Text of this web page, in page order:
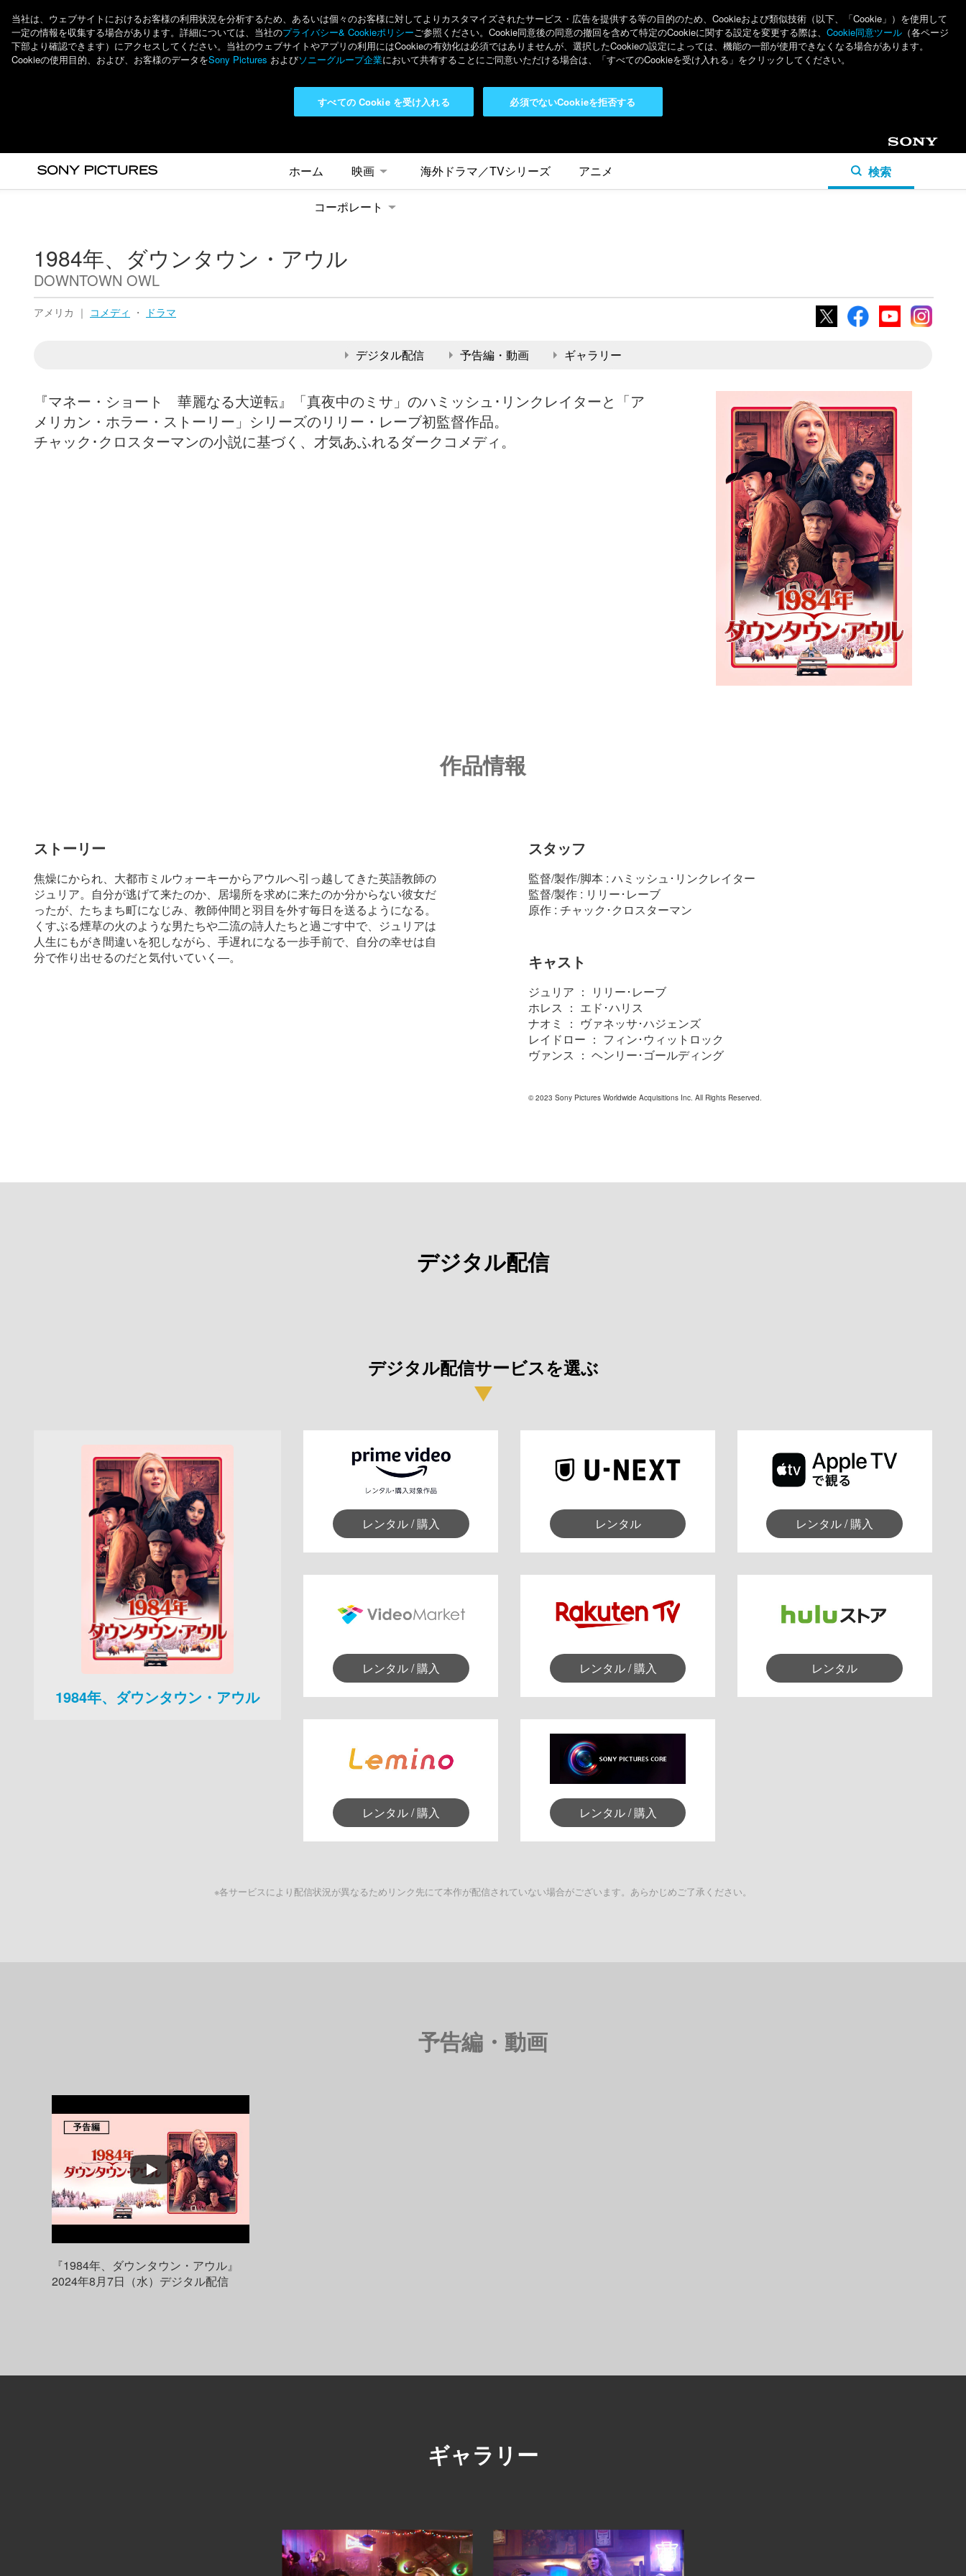
当社は、ウェブサイトにおけるお客様の利用状況を分析するため、あるいは個々のお客様に対してよりカスタマイズされたサービス・広告を提供する等の目的のため、Cookieおよび類似技術（以下、「Cookie」）を使用して
一定の情報を収集する場合があります。詳細については、当社のプライバシー& Cookieポリシーご参照ください。Cookie同意後の同意の撤回を含めて特定のCookieに関する設定を変更する際は、 Cookie同意ツール （各ページ
下部より確認できます）にアクセスしてください。当社のウェブサイトやアプリの利用にはCookieの有効化は必須ではありませんが、選択したCookieの設定によっては、機能の一部が使用できなくなる場合があります。
Cookieの使用目的、および、お客様のデータをSony Pictures およびソニーグループ企業において共有することにご同意いただける場合は、「すべてのCookieを受け入れる」をクリックしてください。
必須でないCookieを拒否する
すべての Cookie を受け入れる
Sony
ホーム
映画 海外ドラマ／TVシリーズ アニメ
コーポレート
検索
1984年、ダウンタウン・アウル
DOWNTOWN OWL
アメリカ ｜ コメディ ・ ドラマ
X FacebookYouTubeInstagram
デジタル配信
予告編・動画 ギャラリー
『マネー・ショート 華麗なる大逆転』「真夜中のミサ」のハミッシュ･リンクレイターと「ア
メリカン・ホラー・ストーリー」シリーズのリリー・レーブ初監督作品。
チャック･クロスターマンの小説に基づく、才気あふれるダークコメディ。
作品情報
ストーリー
焦燥にかられ、大都市ミルウォーキーからアウルへ引っ越してきた英語教師の
ジュリア。自分が逃げて来たのか、居場所を求めに来たのか分からない彼女だ
ったが、たちまち町になじみ、教師仲間と羽目を外す毎日を送るようになる。
くすぶる煙草の火のような男たちや二流の詩人たちと過ごす中で、ジュリアは
人生にもがき間違いを犯しながら、手遅れになる一歩手前で、自分の幸せは自
分で作り出せるのだと気付いていく―。
スタッフ
監督/製作/脚本 : ハミッシュ･リンクレイター
監督/製作 : リリー･レーブ
原作 : チャック･クロスターマン
キャスト
ジュリア ： リリー･レーブ
ホレス ： エド･ハリス
ナオミ ： ヴァネッサ･ハジェンズ
レイドロー ： フィン･ウィットロック
ヴァンス ： ヘンリー･ゴールディング
© 2023 Sony Pictures Worldwide Acquisitions Inc. All Rights Reserved.
デジタル配信
デジタル配信サービスを選ぶ
1984年、ダウンタウン・アウル
レンタル / 購入 レンタル レンタル / 購入
レンタル / 購入 レンタル / 購入 レンタル
レンタル / 購入 レンタル / 購入
※各サービスにより配信状況が異なるためリンク先にて本作が配信されていない場合がございます。あらかじめご了承ください。
予告編・動画
『1984年、ダウンタウン・アウル』
2024年8月7日（水）デジタル配信
ギャラリー